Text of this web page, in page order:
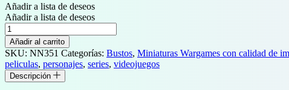
Añadir a lista de deseos
Añadir a lista de deseos
Busto
de
Dark
Lord
cantidad
Añadir al carrito
SKU: NN351 Categorías: Bustos, Miniaturas Wargames con calidad de
peliculas, personajes, series, videojuegos
Descripción